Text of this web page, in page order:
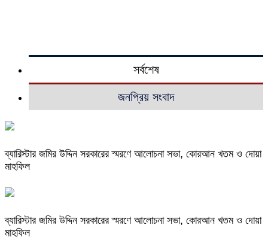
সর্বশেষ
জনপ্রিয় সংবাদ
ব্যারিস্টার জমির উদ্দিন সরকারের স্মরণে আলোচনা সভা, কোরআন খতম ও দোয়া
মাহফিল
ব্যারিস্টার জমির উদ্দিন সরকারের স্মরণে আলোচনা সভা, কোরআন খতম ও দোয়া
মাহফিল